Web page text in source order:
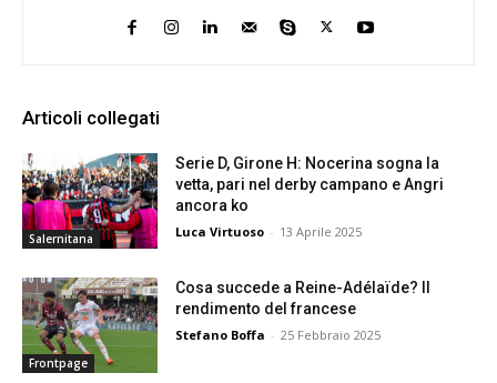
Articoli collegati
Salernitana
Serie D, Girone H: Nocerina sogna la
vetta, pari nel derby campano e Angri
ancora ko
Luca Virtuoso - 13 Aprile 2025
Frontpage
Cosa succede a Reine-Adélaïde? Il
rendimento del francese
Stefano Boffa - 25 Febbraio 2025